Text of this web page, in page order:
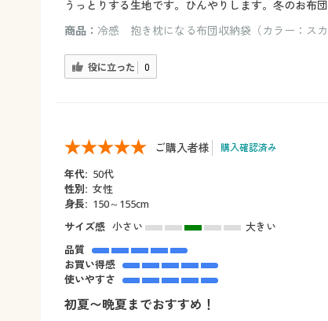
うっとりする生地です。ひんやりします。冬のお布
商品： 冷感 抱き枕になる布団収納袋（カラー：スカ
役に立った 0
ご購入者様 購入確認済み
年代: 50代
性別: 女性
身長: 150～155cm
サイズ感 小さい
大きい
品質
お買い得感
使いやすさ
初夏〜晩夏までおすすめ！